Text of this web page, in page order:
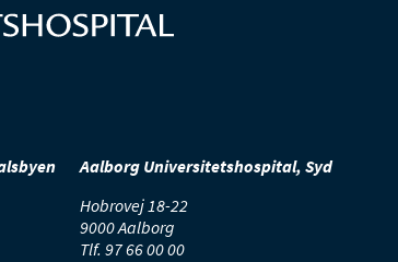
Aalborg Universitetshospital, Syd
Hobrovej 18-22
9000 Aalborg
Tlf. 97 66 00 00